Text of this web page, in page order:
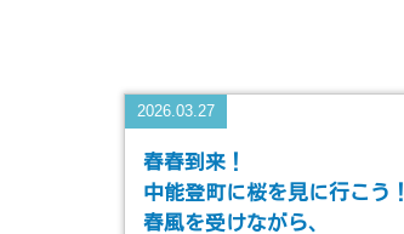
2026.03.27
春春到来！
中能登町に桜を見に行こう！
春風を受けながら、